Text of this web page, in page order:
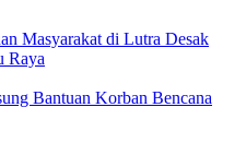
Masyarakat di Lutra Desak
Raya
Bantuan Korban Bencana